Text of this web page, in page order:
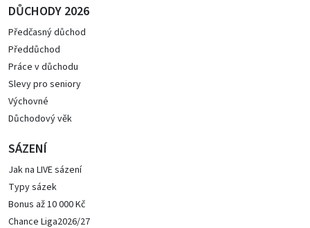
DŮCHODY 2026
Předčasný důchod
Předdůchod
Práce v důchodu
Slevy pro seniory
Výchovné
Důchodový věk
SÁZENÍ
Jak na LIVE sázení
Typy sázek
Bonus až 10 000 Kč
Chance Liga2026/27